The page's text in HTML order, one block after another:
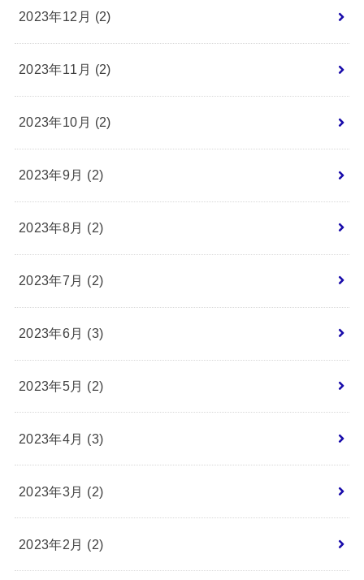
2023年12月 (2)
2023年11月 (2)
2023年10月 (2)
2023年9月 (2)
2023年8月 (2)
2023年7月 (2)
2023年6月 (3)
2023年5月 (2)
2023年4月 (3)
2023年3月 (2)
2023年2月 (2)